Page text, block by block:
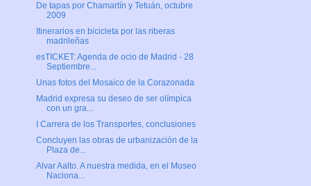
De tapas por Chamartín y Tetuán, octubre
2009
Itinerarios en bicicleta por las riberas
madrileñas
esTICKET: Agenda de ocio de Madrid - 28
Septiembre...
Unas fotos del Mosaico de la Corazonada
Madrid expresa su deseo de ser olímpica
con un gra...
I Carrera de los Transportes, conclusiones
Concluyen las obras de urbanización de la
Plaza de...
Alvar Aalto. A nuestra medida, en el Museo
Naciona...